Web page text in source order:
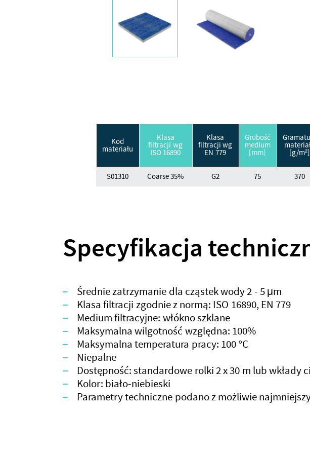
Kod
materiału
Klasa
filtracji wg
ISO 16890
Klasa
filtracji wg
EN 779
Grubość
medium
[mm] [g/m²]
S01310 Coarse 35% G2 75 370
Specyfikacja
Średnie zatrzymanie dla cząstek wody 2 - 5 μm
Klasa filtracji zgodnie z normą: ISO 16890, EN 779
Medium filtracyjne: włókno szklane
Maksymalna wilgotność względna: 100%
Maksymalna temperatura pracy: 100 °C
Niepalne
Dostępność: standardowe rolki 2 x 30 m lub wkłady
Kolor: biało-niebieski
Parametry techniczne podano z możliwie